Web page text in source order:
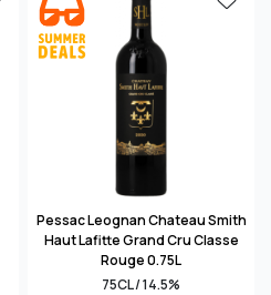
Pessac Leognan Chateau Smith
Haut Lafitte Grand Cru Classe
Rouge 0.75L
75CL / 14.5%